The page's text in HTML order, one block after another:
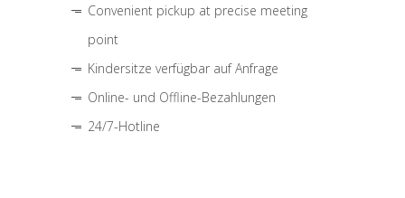
Convenient pickup at precise meeting
point
Kindersitze verfügbar auf Anfrage
Online- und Offline-Bezahlungen
24/7-Hotline